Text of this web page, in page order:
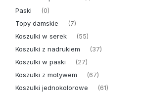
Paski (0)
Topy damskie (7)
Koszulki w serek (55)
Koszulki z nadrukiem (37)
Koszulki w paski (27)
Koszulki z motywem (67)
Koszulki jednokolorowe (61)